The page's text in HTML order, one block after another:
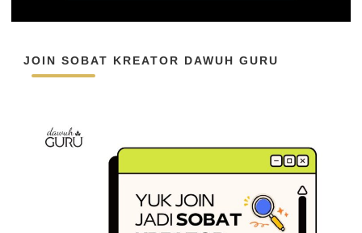
JOIN SOBAT KREATOR DAWUH GURU